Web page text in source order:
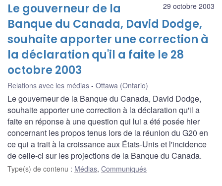
29 octobre 2003
Le gouverneur de la
Banque du Canada, David Dodge,
souhaite apporter une correction à
la déclaration qu'il a faite le 28
octobre 2003
Relations avec les médias Ottawa (Ontario)
Le gouverneur de la Banque du Canada, David Dodge,
souhaite apporter une correction à la déclaration qu'il a
faite en réponse à une question qui lui a été posée hier
concernant les propos tenus lors de la réunion du G20 en
ce qui a trait à la croissance aux États-Unis et l'incidence
de celle-ci sur les projections de la Banque du Canada.
Type(s) de contenu : Médias, Communiqués